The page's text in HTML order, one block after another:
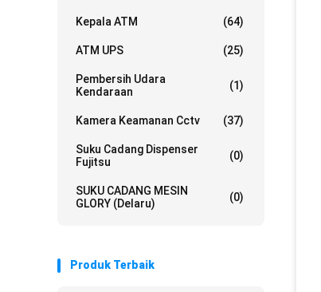
Kepala ATM (64)
ATM UPS (25)
Pembersih Udara
Kendaraan
(1)
Kamera Keamanan Cctv (37)
Suku Cadang Dispenser
Fujitsu
(0)
SUKU CADANG MESIN
GLORY (Delaru)
(0)
Produk Terbaik